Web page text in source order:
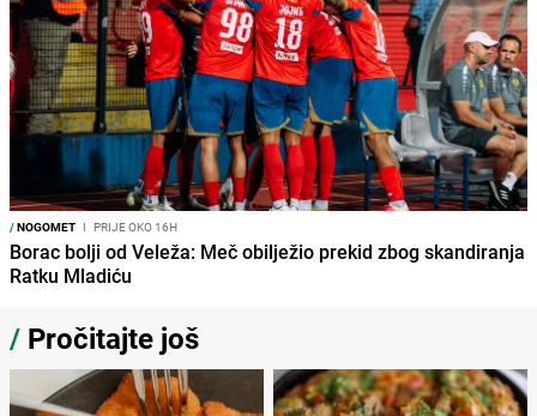
/NOGOMET I PRIJE OKO 16H
Borac bolji od Veleža: Meč obilježio prekid zbog skandiranja
Ratku Mladiću
/ Pročitajte još